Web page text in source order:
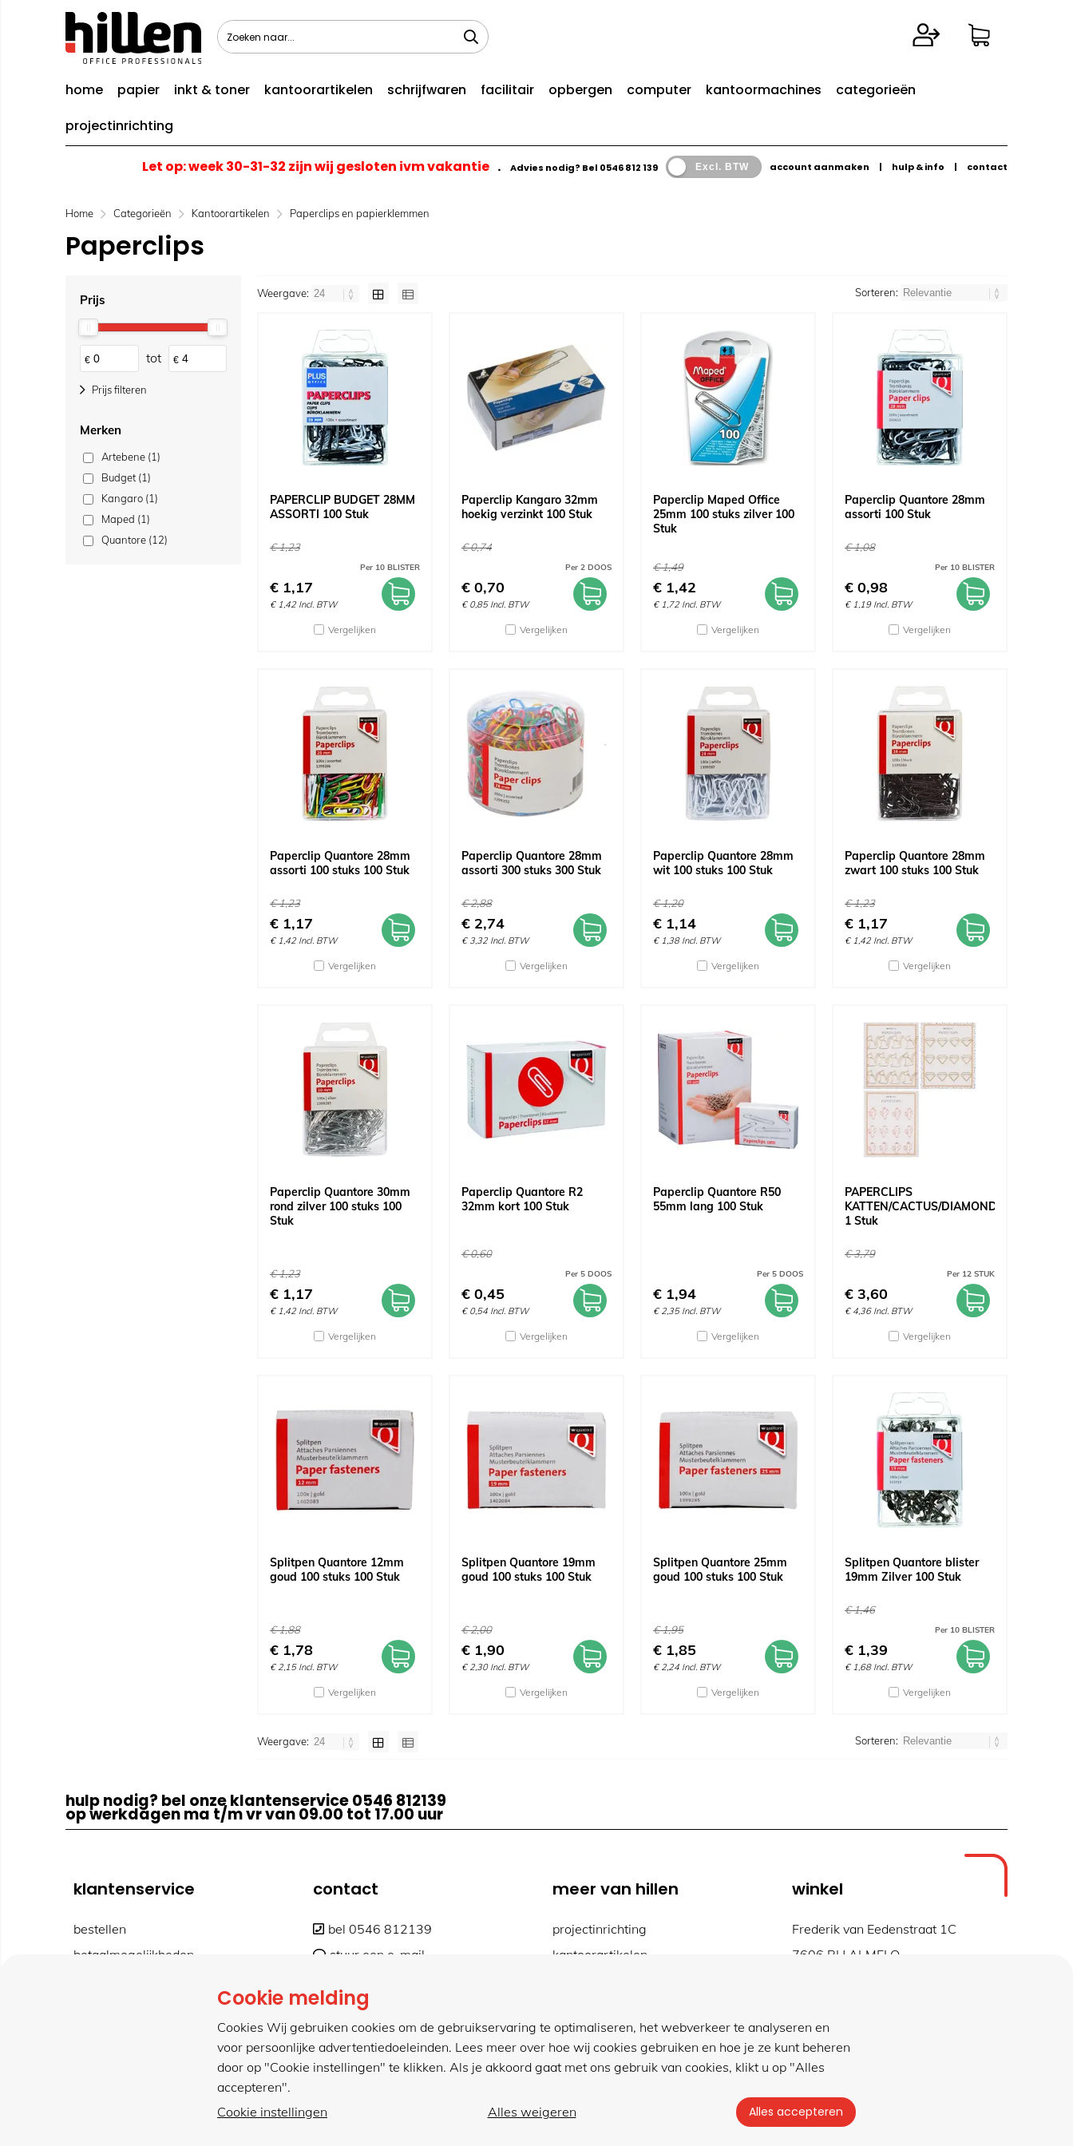
home papier inkt & toner kantoorartikelen schrijfwaren facilitair opbergen computer kantoormachines
categorieën
projectinrichting
Let op: week 30-31-32 zijn wij gesloten ivm vakantie . Advies nodig? Bel 0546 812 139 Excl. BTW account aanmaken | hulp & info | contact
Home Categorieën Kantoorartikelen Paperclips en papierklemmen
Paperclips
Prijs
€ tot €
Prijs filteren
Merken
Artebene (1)
Budget (1)
Kangaro (1)
Maped (1)
Quantore (12)
Weergave: Sorteren:
PAPERCLIP BUDGET 28MM
ASSORTI 100 Stuk
€1,23
Per 10 BLISTER
€ 1,17
€ 1,42 Incl. BTW
Vergelijken
Paperclip Kangaro 32mm
hoekig verzinkt 100 Stuk
€0,74
Per 2 DOOS
€ 0,70
€ 0,85 Incl. BTW
Vergelijken
Paperclip Maped Office
25mm 100 stuks zilver 100
Stuk
€1,49
€ 1,42
€ 1,72 Incl. BTW
Vergelijken
Paperclip Quantore 28mm
assorti 100 Stuk
€1,08
Per 10 BLISTER
€ 0,98
€ 1,19 Incl. BTW
Vergelijken
Paperclip Quantore 28mm
assorti 100 stuks 100 Stuk
€1,23
€ 1,17
€ 1,42 Incl. BTW
Vergelijken
Paperclip Quantore 28mm
assorti 300 stuks 300 Stuk
€2,88
€ 2,74
€ 3,32 Incl. BTW
Vergelijken
Paperclip Quantore 28mm
wit 100 stuks 100 Stuk
€1,20
€ 1,14
€ 1,38 Incl. BTW
Vergelijken
Paperclip Quantore 28mm
zwart 100 stuks 100 Stuk
€1,23
€ 1,17
€ 1,42 Incl. BTW
Vergelijken
Paperclip Quantore 30mm
rond zilver 100 stuks 100
Stuk
€1,23
€ 1,17
€ 1,42 Incl. BTW
Vergelijken
Paperclip Quantore R2
32mm kort 100 Stuk
€0,60
Per 5 DOOS
€ 0,45
€ 0,54 Incl. BTW
Vergelijken
Paperclip Quantore R50
55mm lang 100 Stuk
Per 5 DOOS
€ 1,94
€ 2,35 Incl. BTW
Vergelijken
PAPERCLIPS
KATTEN/CACTUS/DIAMOND
1 Stuk
€3,79
Per 12 STUK
€ 3,60
€ 4,36 Incl. BTW
Vergelijken
Splitpen Quantore 12mm
goud 100 stuks 100 Stuk
€1,88
€ 1,78
€ 2,15 Incl. BTW
Vergelijken
Splitpen Quantore 19mm
goud 100 stuks 100 Stuk
€2,00
€ 1,90
€ 2,30 Incl. BTW
Vergelijken
Splitpen Quantore 25mm
goud 100 stuks 100 Stuk
€1,95
€ 1,85
€ 2,24 Incl. BTW
Vergelijken
Splitpen Quantore blister
19mm Zilver 100 Stuk
€1,46
Per 10 BLISTER
€ 1,39
€ 1,68 Incl. BTW
Vergelijken
Weergave: Sorteren:
hulp nodig? bel onze klantenservice 0546 812139
op werkdagen ma t/m vr van 09.00 tot 17.00 uur
klantenservice
bestellen
betaalmogelijkheden
contact
bel 0546 812139
stuur een e-mail
www.hillenkantoor.nl
meer van hillen
projectinrichting
kantoorartikelen
winkel
Frederik van Eedenstraat 1C
7606 BH ALMELO
Cookie melding
Cookies Wij gebruiken cookies om de gebruikservaring te optimaliseren, het webverkeer te analyseren en
voor persoonlijke advertentiedoeleinden. Lees meer over hoe wij cookies gebruiken en hoe je ze kunt beheren
door op "Cookie instellingen" te klikken. Als je akkoord gaat met ons gebruik van cookies, klikt u op "Alles
accepteren".
Cookie instellingen
Alles weigeren Alles accepteren